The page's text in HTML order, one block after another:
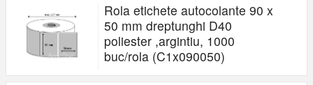
Rola etichete autocolante 90 x
50 mm dreptunghi D40
poliester ,argintiu, 1000
buc/rola (C1x090050)